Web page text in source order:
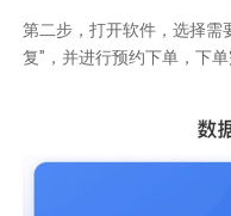
第二步，打开软件，选择需
复”，并进行预约下单，下